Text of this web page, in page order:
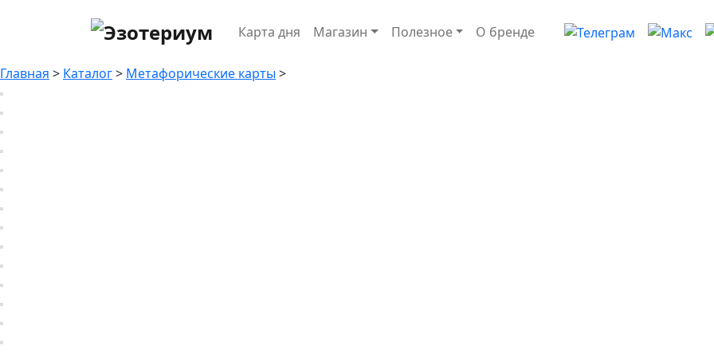
Карта дня Магазин Полезное О бренде
Главная > Каталог> Метафорические карты >